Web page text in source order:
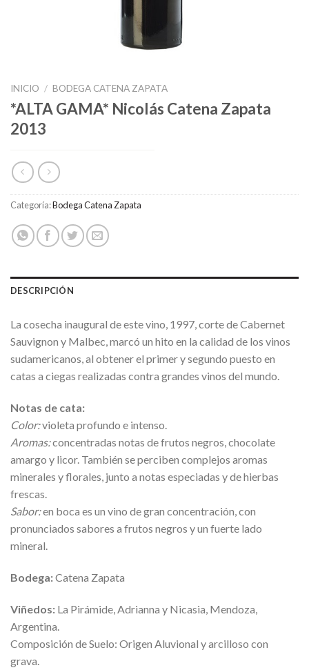
INICIO / BODEGA CATENA ZAPATA
*ALTA GAMA* Nicolás Catena Zapata
2013
Categoría:Bodega Catena Zapata
DESCRIPCIÓN
La cosecha inaugural de este vino, 1997, corte de Cabernet
Sauvignon y Malbec, marcó un hito en la calidad de los vinos
sudamericanos, al obtener el primer y segundo puesto en
catas a ciegas realizadas contra grandes vinos del mundo.
Notas de cata:
Color:violeta profundo e intenso.
Aromas:concentradas notas de frutos negros, chocolate
amargo y licor. También se perciben complejos aromas
minerales y florales, junto a notas especiadas y de hierbas
frescas.
Sabor:en boca es un vino de gran concentración, con
pronunciados sabores a frutos negros y un fuerte lado
mineral.
Bodega:Catena Zapata
Viñedos: La Pirámide, Adrianna y Nicasia, Mendoza,
Argentina.
Composición de Suelo: Origen Aluvional y arcilloso con
grava.